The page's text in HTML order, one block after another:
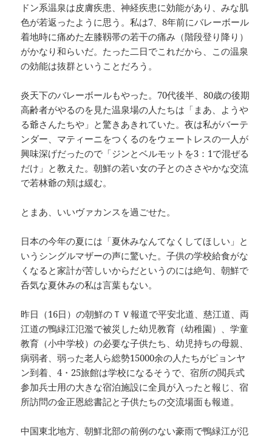
ドン系温泉は皮膚疾患、神経疾患に効能があり、みな肌
色が若返ったように思う。私は7、8年前にバレーボール
着地時に痛めた左膝靱帯の若干の痛み（階段登り降り）
がかなり和らいだ。たった二日でこれだから、この温泉
の効能は抜群ということだろう。
炎天下のバレーボールもやった。70代後半、80歳の後期
高齢者がやるのを見た温泉場の人たちは「まあ、ようや
る爺さんたちや」と驚きあきれていた。夜は私がバーテ
ンダー、マティーニをつくるのをウェートレスの一人が
興味深げだったので「ジンとベルモットを3：1で混ぜる
だけ」と教えた。朝鮮の若い女の子とのささやかな交流
で若林爺の頬は緩む。
とまあ、いいヴァカンスを過ごせた。
日本の今年の夏には「夏休みなんてなくしてほしい」と
いうシングルマザーの声に驚いた。子供の学校給食がな
くなると家計が苦しいからだというのには絶句、朝鮮で
呑気な夏休みの私は言葉もない。
昨日（16日）の朝鮮のＴＶ報道で平安北道、慈江道、両
江道の鴨緑江氾濫で被災した幼児教育（幼稚園）、学童
教育（小中学校）の必要な子供たち、幼児持ちの母親、
病弱者、弱った老人ら総勢15000余の人たちがピョンヤ
ン到着、4・25旅館は学校になるそうで、宿所の閲兵式
参加兵士用の大きな宿泊施設に全員が入ったと報じ、宿
所訪問の金正恩総書記と子供たちの交流場面も報道。
中国東北地方、朝鮮北部の前例のない豪雨で鴨緑江が氾